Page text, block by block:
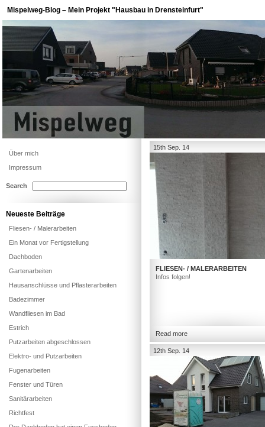
Mispelweg-Blog – Mein Projekt "Hausbau in Drensteinfurt"
15th Sep. 14
FLIESEN- / MALERARBEITEN
Infos folgen!
Read more
12th Sep. 14
Über mich
Impressum
Search
Neueste Beiträge
Fliesen- / Malerarbeiten
Ein Monat vor Fertigstellung
Dachboden
Gartenarbeiten
Hausanschlüsse und Pflasterarbeiten
Badezimmer
Wandfliesen im Bad
Estrich
Putzarbeiten abgeschlossen
Elektro- und Putzarbeiten
Fugenarbeiten
Fenster und Türen
Sanitärarbeiten
Richtfest